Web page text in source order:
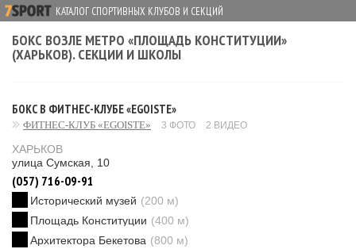
КАТАЛОГ СПОРТИВНЫХ КЛУБОВ И СЕКЦИЙ
БОКС ВОЗЛЕ МЕТРО «ПЛОЩАДЬ КОНСТИТУЦИИ»
(ХАРЬКОВ). СЕКЦИИ И ШКОЛЫ
БОКС В ФИТНЕС-КЛУБЕ «EGOISTE»
ФИТНЕС-КЛУБ «EGOISTE» 3 ФОТО 2 ВИДЕО
ХАРЬКОВ
улица Сумская, 10
(057) 716-09-91
Исторический музей (200 м)
Площадь Конституции (400 м)
Архитектора Бекетова (800 м)